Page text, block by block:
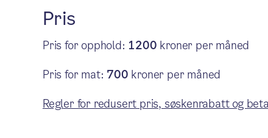
Pris
Pris for opphold: 1200 kroner per måned
Pris for mat: 700 kroner per måned
Regler for redusert pris, søskenrabatt og